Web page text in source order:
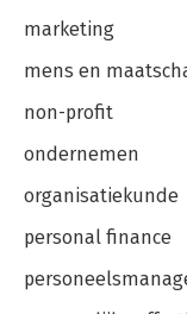
marketing
mens en
non-profit
ondernemen
organisatiekunde
personal finance